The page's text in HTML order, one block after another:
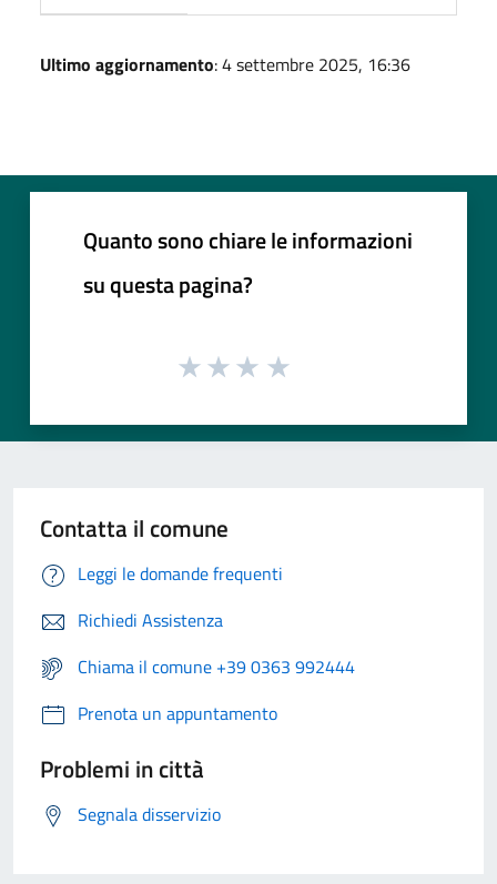
Ultimo aggiornamento: 4 settembre 2025, 16:36
Quanto sono chiare le informazioni
su questa pagina?
Contatta il comune
Leggi le domande frequenti
Richiedi Assistenza
Chiama il comune +39 0363 992444
Prenota un appuntamento
Problemi in città
Segnala disservizio